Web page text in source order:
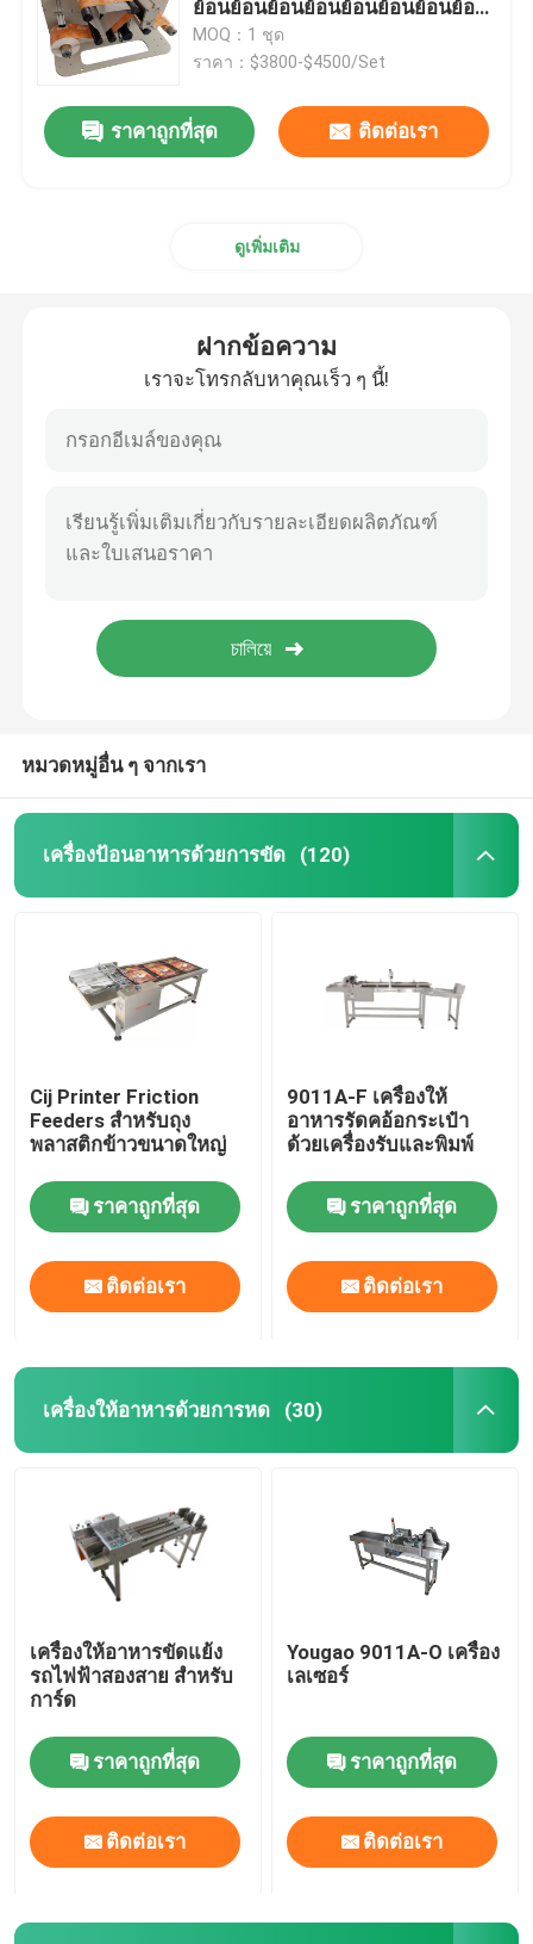
พิมพ์ ใช้ระบบการติดป้าย
ตารางเลื่อนสําหรับการโค้ด
ระบบการโค้ดแบบฉีดหมึก
เครื่องให้อาหารกล่อง
เครื่องโค้ดหมุน
ระบบติดตามและติดตาม
เครื่องหมายเลขอัตโนมัติ
ย้อนย้อนย้อนย้อนย้อนย้อนย้อนย้อน
ย้อนย้อนย้อนย้อนย้อนย้อนย้อนย้อน
ย้อนย้อนย้อนย้อนย้อนย้อนย้อนย้อน
ย้อนย้อนย้อนย้อนย้อนย้อนย้อนย้อน
ย้อนย้อนย้อนย้อนย้อนย้อนย้อนย้อน
ย้อนย้อนย้อนย้อนย้อนย้อนย้อนย้อน
ย้อนย้อนย้อนย้อนย้อนย้อนย้อนย้อน
ย้อนย้อนย้อนย้อนย้อน
MOQ：1 ชุด
ราคา：$3800-$4500/Set
ราคาถูกที่สุด ติดต่อเรา
ดูเพิ่มเติม
ฝากข้อความ
เราจะโทรกลับหาคุณเร็ว ๆ นี้!
หมวดหมู่อื่น ๆ จากเรา
เครื่องป้อนอาหารด้วยการขัด (120)
Cij Printer Friction
Feeders สําหรับถุง
พลาสติกข้าวขนาดใหญ่
ราคาถูกที่สุด
ติดต่อเรา
9011A-F เครื่องให้
อาหารรัดคอ้อกระเป๋า
ด้วยเครื่องรับและพิมพ์
ราคาถูกที่สุด
ติดต่อเรา
เครื่องให้อาหารด้วยการหด (30)
เครื่องให้อาหารขัดแย้ง
รถไฟฟ้าสองสาย สําหรับ
การ์ด
ราคาถูกที่สุด
ติดต่อเรา
Yougao 9011A-O เครื่อง
เลเซอร์
ราคาถูกที่สุด
ติดต่อเรา